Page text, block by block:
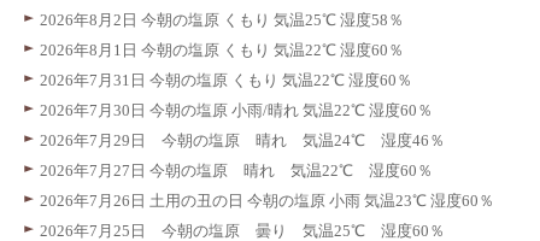
2026年8月2日 今朝の塩原 くもり 気温25℃ 湿度58％
2026年8月1日 今朝の塩原 くもり 気温22℃ 湿度60％
2026年7月31日 今朝の塩原 くもり 気温22℃ 湿度60％
2026年7月30日 今朝の塩原 小雨/晴れ 気温22℃ 湿度60％
2026年7月29日 今朝の塩原 晴れ 気温24℃ 湿度46％
2026年7月27日 今朝の塩原 晴れ 気温22℃ 湿度60％
2026年7月26日 土用の丑の日 今朝の塩原 小雨 気温23℃ 湿度60％
2026年7月25日 今朝の塩原 曇り 気温25℃ 湿度60％